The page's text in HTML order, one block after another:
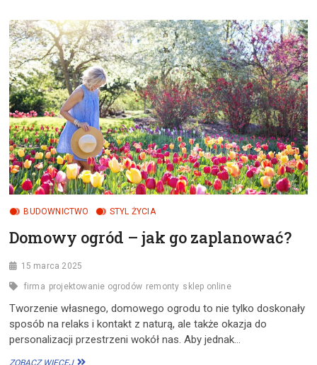
METODY
RADZENIA
SOBIE
ZE
STRESEM?
BUDOWNICTWO STYL ŻYCIA
Domowy ogród – jak go zaplanować?
15 marca 2025
firma projektowanie ogrodów remonty sklep online
Tworzenie własnego, domowego ogrodu to nie tylko doskonały
sposób na relaks i kontakt z naturą, ale także okazja do
personalizacji przestrzeni wokół nas. Aby jednak…
ZOBACZ WIĘCEJDOMOWY